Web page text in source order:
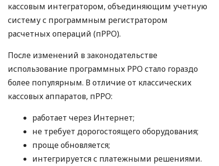
кассовым интегратором, объединяющим учетную
систему с программным регистратором
расчетных операций (пРРО).
После изменений в законодательстве
использование программных РРО стало гораздо
более популярным. В отличие от классических
кассовых аппаратов, пРРО:
работает через Интернет;
не требует дорогостоящего оборудования;
проще обновляется;
интегрируется с платежными решениями.